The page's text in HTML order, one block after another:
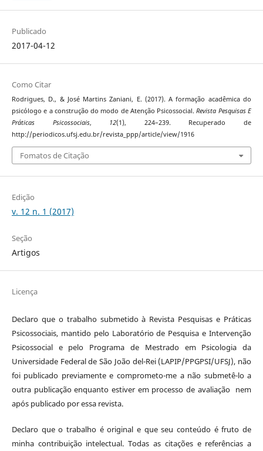
Publicado
2017-04-12
Como Citar
Rodrigues, D., & José Martins Zaniani, E. (2017). A formação acadêmica do
psicólogo e a construção do modo de Atenção Psicossocial.Revista Pesquisas E
Práticas Psicossociais, 12(1), 224–239. Recuperado de
http://periodicos.ufsj.edu.br/revista_ppp/article/view/1916
Fomatos de Citação
Edição
v. 12 n. 1 (2017)
Seção
Artigos
Licença
Declaro que o trabalho submetido à Revista Pesquisas e Práticas
Psicossociais, mantido pelo Laboratório de Pesquisa e Intervenção
Psicossocial e pelo Programa de Mestrado em Psicologia da
Universidade Federal de São João del-Rei (LAPIP/PPGPSI/UFSJ), não
foi publicado previamente e comprometo-me a não submetê-lo a
outra publicação enquanto estiver em processo de avaliação nem
após publicado por essa revista.
Declaro que o trabalho é original e que seu conteúdo é fruto de
minha contribuição intelectual. Todas as citações e referências a